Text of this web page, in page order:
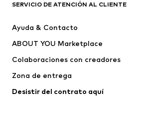
Vestidos
Camisetas y tops
Chaquetas
Jerséis y punto
Ropa interior
Abrigos
SERVICIO DE ATENCIÓN AL CLIENTE
Ayuda & Contacto
ABOUT YOU Marketplace
Colaboraciones con creadores
Zona de entrega
Desistir del contrato aquí